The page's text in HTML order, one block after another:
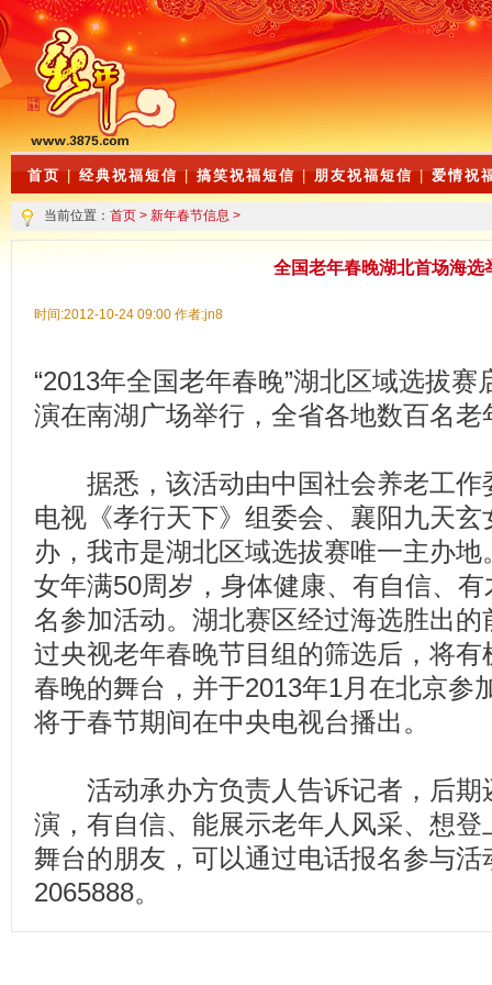
首页 | 经典祝福短信 | 搞笑祝福短信 | 朋友祝福短信 | 爱情祝
当前位置： 首页 > 新年春节信息 >
全国老年春晚湖北首场海选
时间:2012-10-24 09:00 作者:jn8
“2013年全国老年春晚”湖北区域选拔
演在南湖广场举行，全省各地数百名老
据悉，该活动由中国社会养老工作
电视《孝行天下》组委会、襄阳九天
办，我市是湖北区域选拔赛唯一主办
女年满50周岁，身体健康、有自信、
名参加活动。湖北赛区经过海选胜出
过央视老年春晚节目组的筛选后，将
春晚的舞台，并于2013年1月在北京参
将于春节期间在中央电视台播出。
活动承办方负责人告诉记者，后期
演，有自信、能展示老年人风采、想
舞台的朋友，可以通过电话报名参与
2065888。